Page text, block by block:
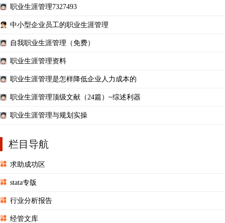
职业生涯管理7327493
中小型企业员工的职业生涯管理
自我职业生涯管理（免费）
职业生涯管理资料
职业生涯管理是怎样降低企业人力成本的
职业生涯管理顶级文献（24篇）~综述利器
职业生涯管理与规划实操
栏目导航
求助成功区
stata专版
行业分析报告
经管文库